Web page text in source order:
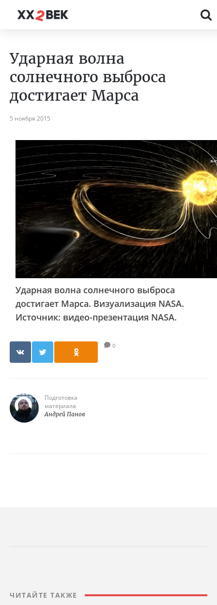
Ударная волна
солнечного выброса
достигает Марса
5 ноября 2015
Ударная волна солнечного выброса
достигает Марса. Визуализация NASA.
Источник: видео-презентация NASA.
0
Подготовка
материала
Андрей Панов
ЧИТАЙТЕ ТАКЖЕ